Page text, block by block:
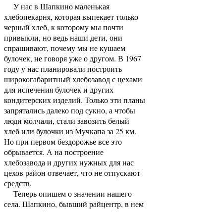
У нас в Шапкино маленькая
хлебопекарня, которая выпекает только
черный хлеб, к которому мы почти
привыкли, но ведь наши дети, они
спрашивают, почему мы не кушаем
булочек, не говоря уже о другом. В 1967
году у нас планировали построить
широкогабаритный хлебозавод с цехами
для испечения булочек и других
кондитерских изделий. Только эти планы
запрятались далеко под сукно, а чтобы
люди молчали, стали завозить белый
хлеб или булочки из Мучкапа за 25 км.
Но при первом бездорожье все это
обрывается. А на построение
хлебозавода и других нужных для нас
цехов район отвечает, что не отпускают
средств.
Теперь опишем о значении нашего
села. Шапкино, бывший райцентр, в нем